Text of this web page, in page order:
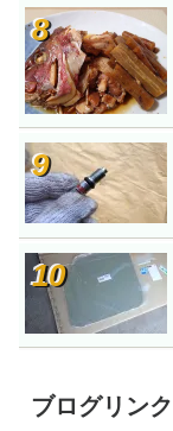
ブログリンク